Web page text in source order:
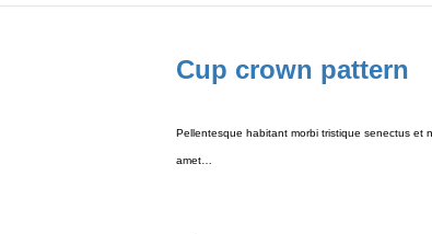
R$20,40.R$18,20.
Cup crown pattern
Pellentesque habitant morbi tristique senectus et
amet…